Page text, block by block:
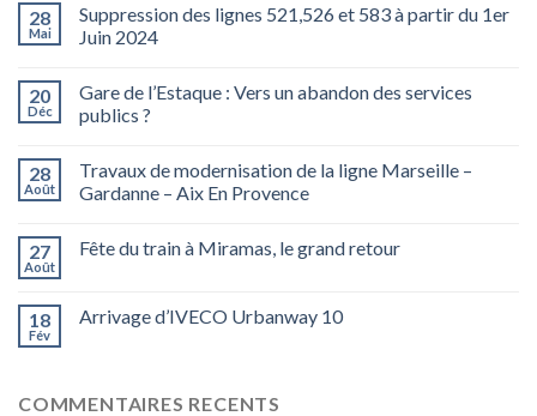
28
Mai
Suppression des lignes 521,526 et 583 à partir du 1er
Juin 2024
20
Déc
Gare de l’Estaque : Vers un abandon des services
publics ?
28
Août
Travaux de modernisation de la ligne Marseille –
Gardanne – Aix En Provence
27
Août
Fête du train à Miramas, le grand retour
18
Fév
Arrivage d’IVECO Urbanway 10
COMMENTAIRES RECENTS